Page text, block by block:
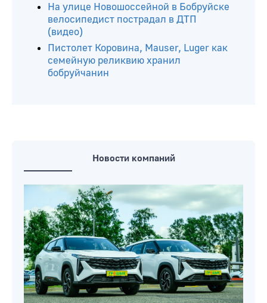
На улице Новошоссейной в Бобруйске
велосипедист пострадал в ДТП
(видео)
Пистолет Коровина, Mauser, Luger как
семейную реликвию хранил
бобруйчанин
Новости компаний